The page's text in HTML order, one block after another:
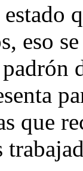
eso
que